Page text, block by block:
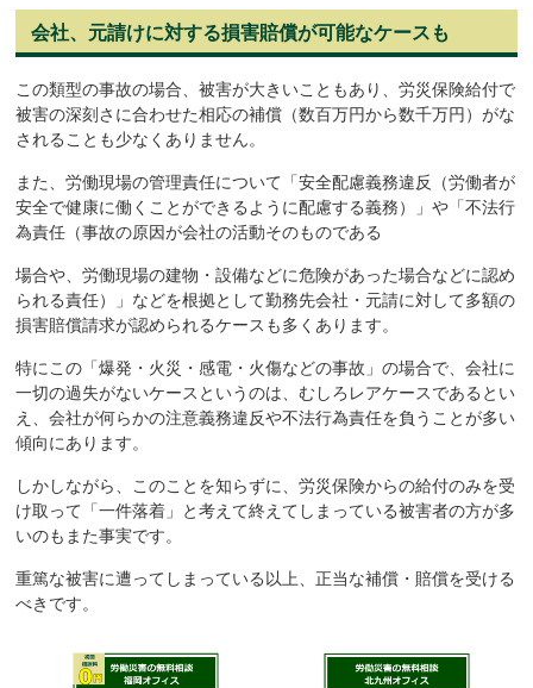
会社、元請けに対する損害賠償が可能なケースも
この類型の事故の場合、被害が大きいこともあり、労災保険給付で
被害の深刻さに合わせた相応の補償（数百万円から数千万円）がな
されることも少なくありません。
また、労働現場の管理責任について「安全配慮義務違反（労働者が
安全で健康に働くことができるように配慮する義務）」や「不法行
為責任（事故の原因が会社の活動そのものである
場合や、労働現場の建物・設備などに危険があった場合などに認め
られる責任）」などを根拠として勤務先会社・元請に対して多額の
損害賠償請求が認められるケースも多くあります。
特にこの「爆発・火災・感電・火傷などの事故」の場合で、会社に
一切の過失がないケースというのは、むしろレアケースであるとい
え、会社が何らかの注意義務違反や不法行為責任を負うことが多い
傾向にあります。
しかしながら、このことを知らずに、労災保険からの給付のみを受
け取って「一件落着」と考えて終えてしまっている被害者の方が多
いのもまた事実です。
重篤な被害に遭ってしまっている以上、正当な補償・賠償を受ける
べきです。